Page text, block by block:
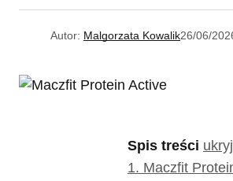
Autor: Malgorzata Kowalik26/06/
Spis treści ukryj
1. Maczfit